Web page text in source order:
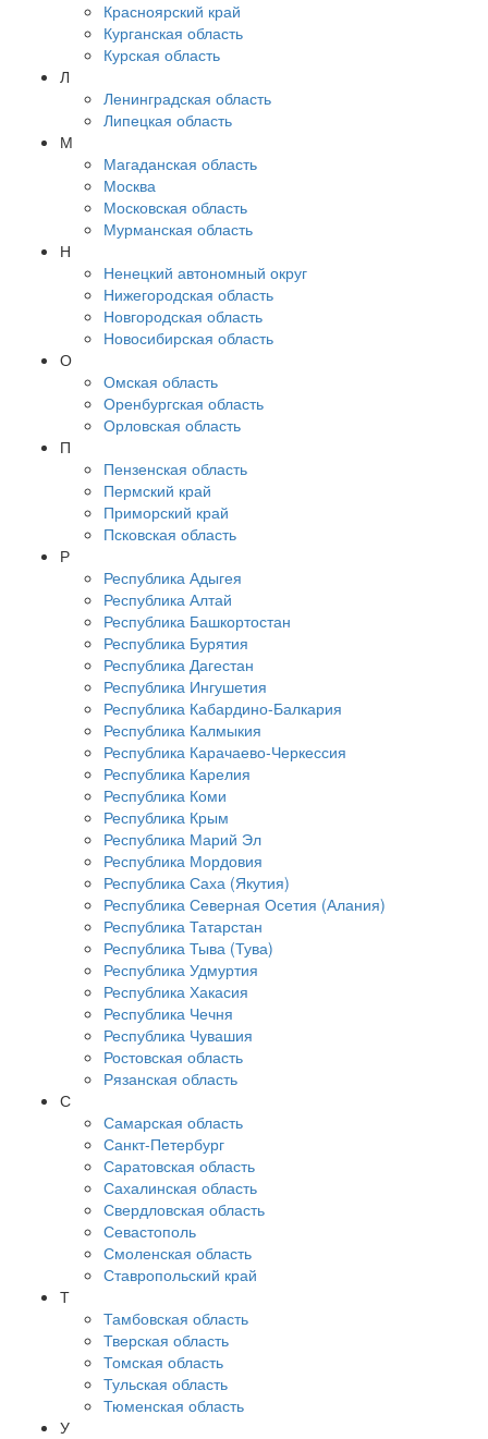
Красноярский край
Курганская область
Курская область
Л
Ленинградская область
Липецкая область
М
Магаданская область
Москва
Московская область
Мурманская область
Н
Ненецкий автономный округ
Нижегородская область
Новгородская область
Новосибирская область
О
Омская область
Оренбургская область
Орловская область
П
Пензенская область
Пермский край
Приморский край
Псковская область
Р
Республика Адыгея
Республика Алтай
Республика Башкортостан
Республика Бурятия
Республика Дагестан
Республика Ингушетия
Республика Кабардино-Балкария
Республика Калмыкия
Республика Карачаево-Черкессия
Республика Карелия
Республика Коми
Республика Крым
Республика Марий Эл
Республика Мордовия
Республика Саха (Якутия)
Республика Северная Осетия (Алания)
Республика Татарстан
Республика Тыва (Тува)
Республика Удмуртия
Республика Хакасия
Республика Чечня
Республика Чувашия
Ростовская область
Рязанская область
С
Самарская область
Санкт-Петербург
Саратовская область
Сахалинская область
Свердловская область
Севастополь
Смоленская область
Ставропольский край
Т
Тамбовская область
Тверская область
Томская область
Тульская область
Тюменская область
У